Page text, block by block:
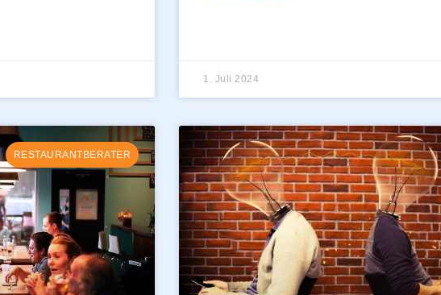
1. Juli 2024
RESTAURANTBERATER